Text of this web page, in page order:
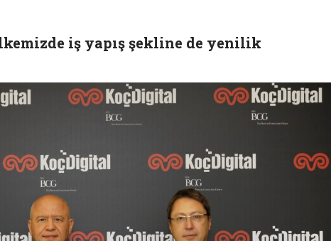
iş yapış şekline de yenilik